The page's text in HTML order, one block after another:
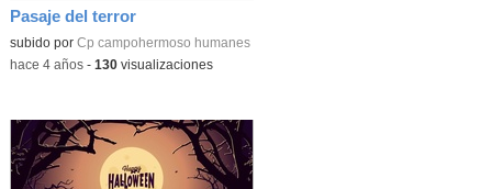
Pasaje del terror
subido por Cp campohermoso humanes
-hace 4 años- 130visualizaciones